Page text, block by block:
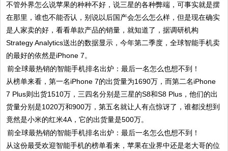
不管外界怎么说苹果的种种不好，说三星的各种弊端，可事实就是摆
在那里，谁也不能否认，别说以后国产会怎么怎么样，但是现在确实
是人家卖的好，看看单款产品的销量，就知道了，据调研机构
Strategy Analytics送出的数据显示，今年第二季度，全球智能手机卖
的最好的依然是iPhone 7。
从榜单来看，第一名iPhone 7的出货量为1690万，而第二名iPhone
7 Plus则出货1510万，三四名分别是三星的S8和S8 Plus，他们的出
货量分别是1020万和900万，第五名就让人有点惊讶了，谁都没想到
竟然是小米的红米4A，它的出货量是500万。
从这份最受欢迎智能手机的榜单看来，苹果在业界中还是老大哥的位